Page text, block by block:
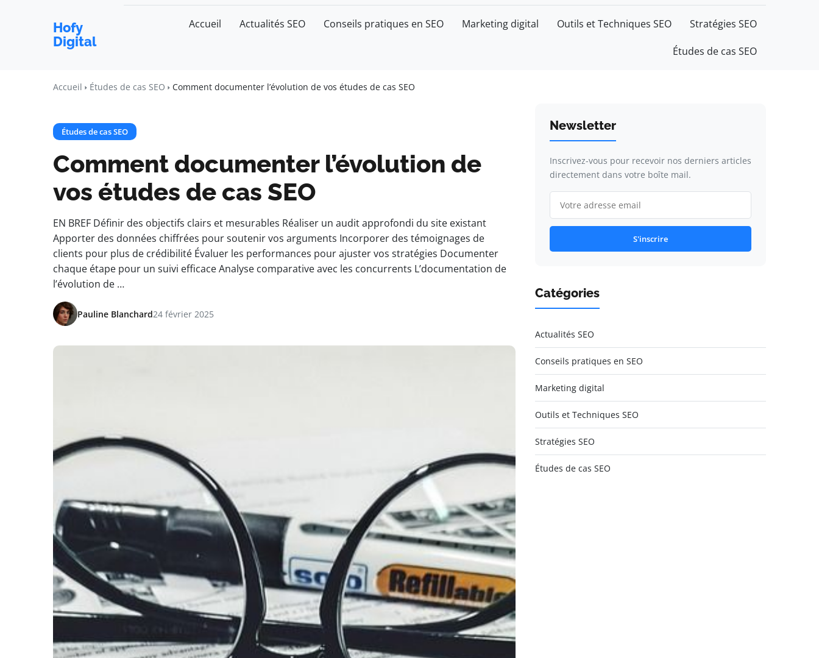
Hofy
Digital
Accueil Actualités SEO Conseils pratiques en SEO Marketing digital Outils et Techniques SEO Stratégies SEO
Études de cas SEO
Accueil Études de cas SEO Comment documenter l’évolution de vos études de cas SEO
Études de cas SEO
Comment documenter l’évolution de
vos études de cas SEO
EN BREF Définir des objectifs clairs et mesurables Réaliser un audit approfondi du site existant
Apporter des données chiffrées pour soutenir vos arguments Incorporer des témoignages de
clients pour plus de crédibilité Évaluer les performances pour ajuster vos stratégies Documenter
chaque étape pour un suivi efficace Analyse comparative avec les concurrents L’documentation de
l’évolution de …
Pauline Blanchard24 février 2025
Newsletter
Inscrivez-vous pour recevoir nos derniers articles
directement dans votre boîte mail.
S'inscrire
Catégories
Actualités SEO
Conseils pratiques en SEO
Marketing digital
Outils et Techniques SEO
Stratégies SEO
Études de cas SEO